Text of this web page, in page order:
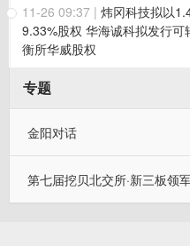
11-26 09:37 | 炜冈科技拟以
9.33%股权 华海诚科拟发行
衡所华威股权
专题
金阳对话
第七届挖贝北交所·新三板领